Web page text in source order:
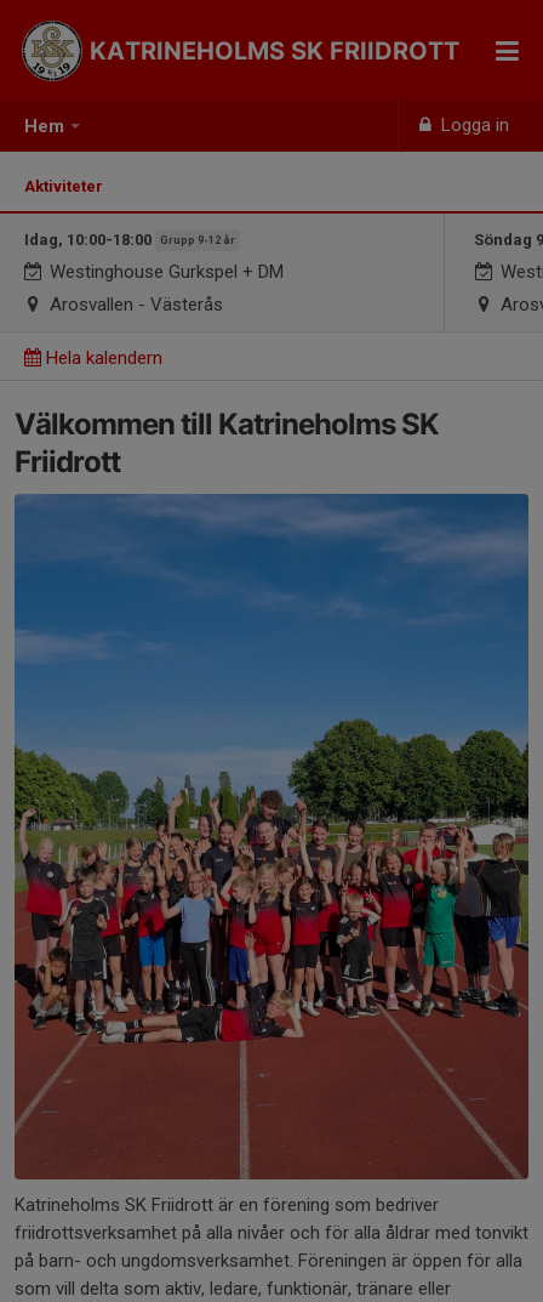
Hem Logga in
KATRINEHOLMS SK FRIIDROTT
Aktiviteter
Idag, 10:00-18:00 Grupp 9-12 år
Westinghouse Gurkspel + DM
Arosvallen - Västerås
Söndag
Hela kalendern
Välkommen till Katrineholms SK
Friidrott
Katrineholms SK Friidrott är en förening som bedriver
friidrottsverksamhet på alla nivåer och för alla åldrar med tonvikt
på barn- och ungdomsverksamhet. Föreningen är öppen för alla
som vill delta som aktiv, ledare, funktionär, tränare eller